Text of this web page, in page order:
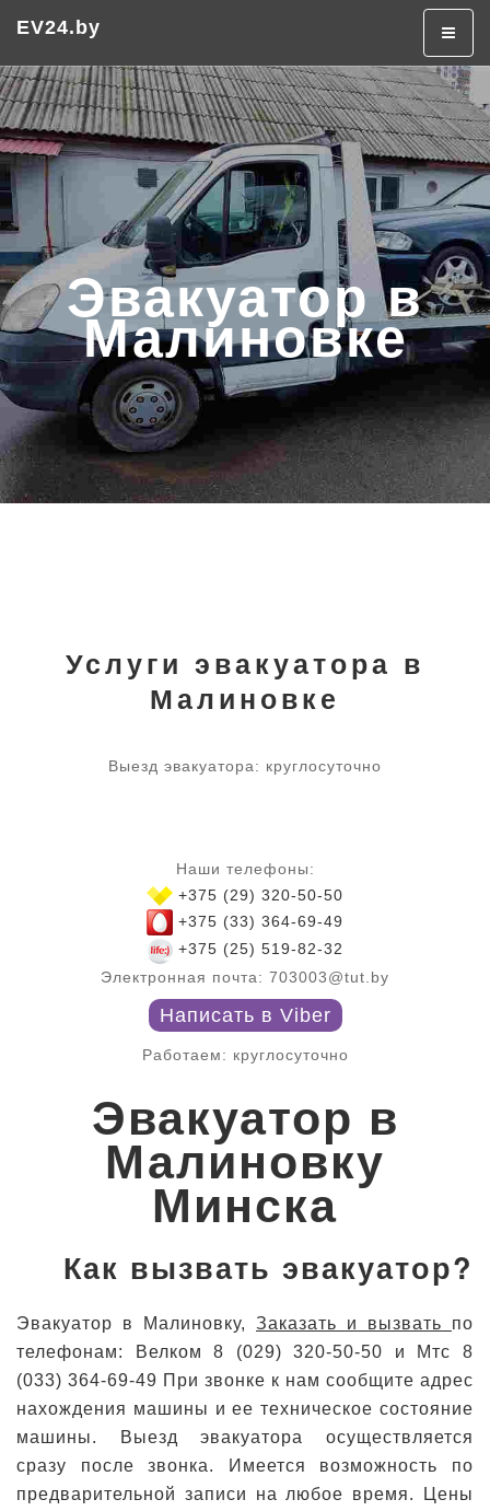
Эвакуатор в Минске
EV24.by
Эвакуатор в
Малиновке
Услуги эвакуатора в
Малиновке
Выезд эвакуатора: круглосуточно
Наши телефоны:
+375 (29) 320-50-50
+375 (33) 364-69-49
+375 (25) 519-82-32
Электронная почта: 703003@tut.by
Написать в Viber
Работаем: круглосуточно
Эвакуатор в
Малиновку
Минска
Как вызвать эвакуатор?
Эвакуатор в Малиновку, Заказать и вызвать по
телефонам: Велком 8 (029) 320-50-50 и Мтс 8
(033) 364-69-49 При звонке к нам сообщите адрес
нахождения машины и ее техническое состояние
машины. Выезд эвакуатора осуществляется
сразу после звонка. Имеется возможность по
предварительной записи на любое время. Цены